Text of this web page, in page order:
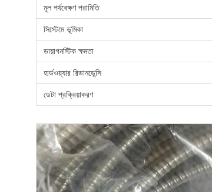
মূল পর্যবেক্ষণ পরামিতি
সিস্টেমে ভূমিকা
ডায়াগনস্টিক ক্ষমতা
হার্ডওয়্যার রিডানডেন্সি
ডেটা প্রক্রিয়াকরণ